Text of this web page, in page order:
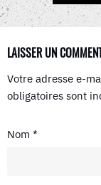
LAISSER UN
Votre adresse e-
obligatoires sont
Nom *